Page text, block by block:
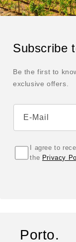
Subscribe
Be the first to
exclusive offers.
E-Mail
I agree to
the Privacy
Porto.